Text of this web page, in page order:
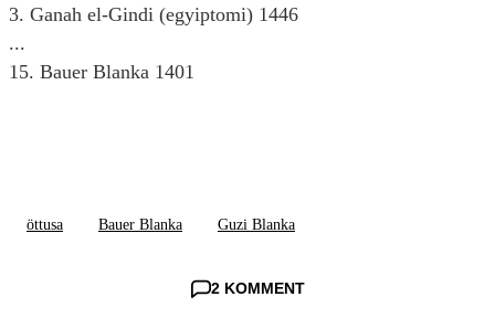
3. Ganah el-Gindi (egyiptomi) 1446
...
15. Bauer Blanka 1401
öttusa Bauer Blanka Guzi Blanka
2 KOMMENT